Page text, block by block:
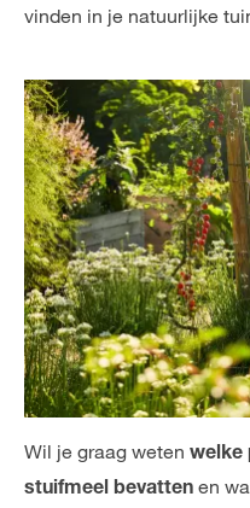
vinden in je natuurlijke
Wil je graag weten welke
stuifmeel bevatten en